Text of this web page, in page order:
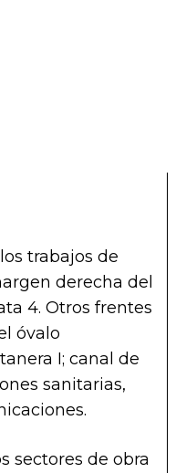
trabajos de
derecha del
4. Otros frentes
óvalo
I; canal de
sanitarias,
sectores de obra